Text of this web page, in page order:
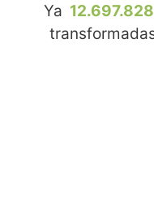
Ya 12.697.828